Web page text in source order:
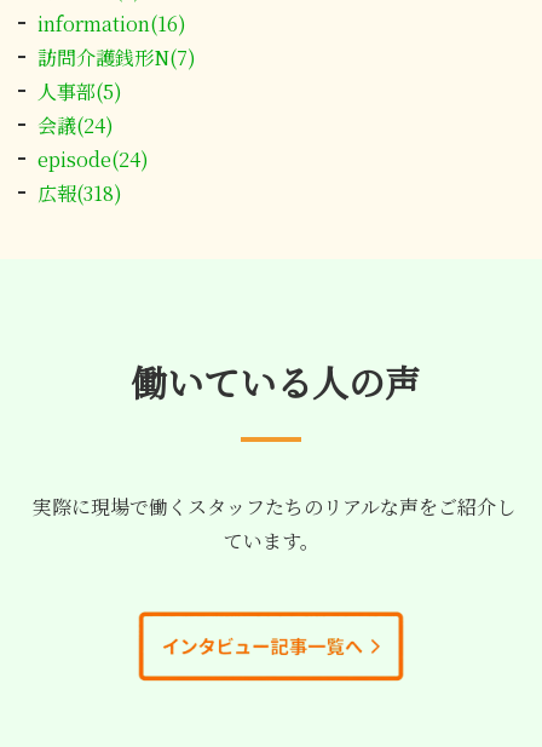
information(16)
訪問介護銭形N(7)
人事部(5)
会議(24)
episode(24)
広報(318)
働いている人の声
実際に現場で働くスタッフたちのリアルな声をご紹介し
ています。